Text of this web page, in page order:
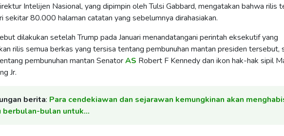
Intelijen Nasional, yang dipimpin oleh Tulsi Gabbard, mengatakan bahwa rilis
sekitar 80.000 halaman catatan yang sebelumnya dirahasiakan.
dilakukan setelah Trump pada Januari menandatangani perintah eksekutif yang
rilis semua berkas yang tersisa tentang pembunuhan mantan presiden tersebut,
pembunuhan mantan SenatorAS Robert F Kennedy dan ikon hak-hak sipil
Jr.
berita: Para cendekiawan dan sejarawan kemungkinan akan
berbulan-bulan untuk…